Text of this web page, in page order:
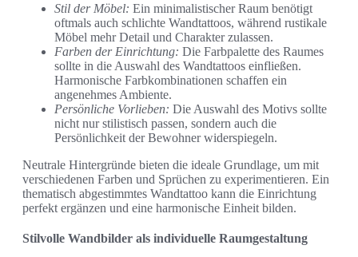
Stil der Möbel: Ein minimalistischer Raum benötigt
oftmals auch schlichte Wandtattoos, während rustikale
Möbel mehr Detail und Charakter zulassen.
Farben der Einrichtung: Die Farbpalette des Raumes
sollte in die Auswahl des Wandtattoos einfließen.
Harmonische Farbkombinationen schaffen ein
angenehmes Ambiente.
Persönliche Vorlieben: Die Auswahl des Motivs sollte
nicht nur stilistisch passen, sondern auch die
Persönlichkeit der Bewohner widerspiegeln.
Neutrale Hintergründe bieten die ideale Grundlage, um mit
verschiedenen Farben und Sprüchen zu experimentieren. Ein
thematisch abgestimmtes Wandtattoo kann die Einrichtung
perfekt ergänzen und eine harmonische Einheit bilden.
Stilvolle Wandbilder als individuelle Raumgestaltung